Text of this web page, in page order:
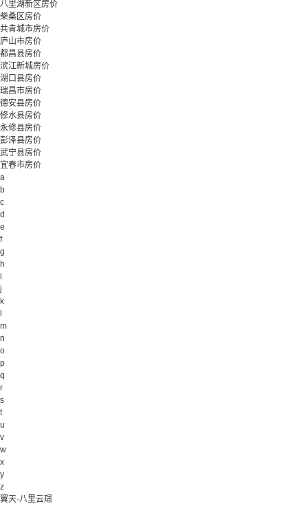
八里湖新区房价
柴桑区房价
共青城市房价
庐山市房价
都昌县房价
滨江新城房价
湖口县房价
瑞昌市房价
德安县房价
修水县房价
永修县房价
彭泽县房价
武宁县房价
宜春市房价
a
b
c
d
e
f
g
h
i
j
k
m
n
o
p
q
r
s
t
u
v
w
x
y
z
翼天·八里云璟